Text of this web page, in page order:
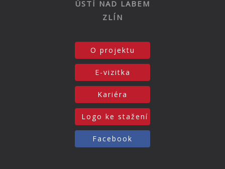
ÚSTÍ NAD LABEM
ZLÍN
O projektu
E-vizitka
Kariéra
Logo ke stažení
Facebook